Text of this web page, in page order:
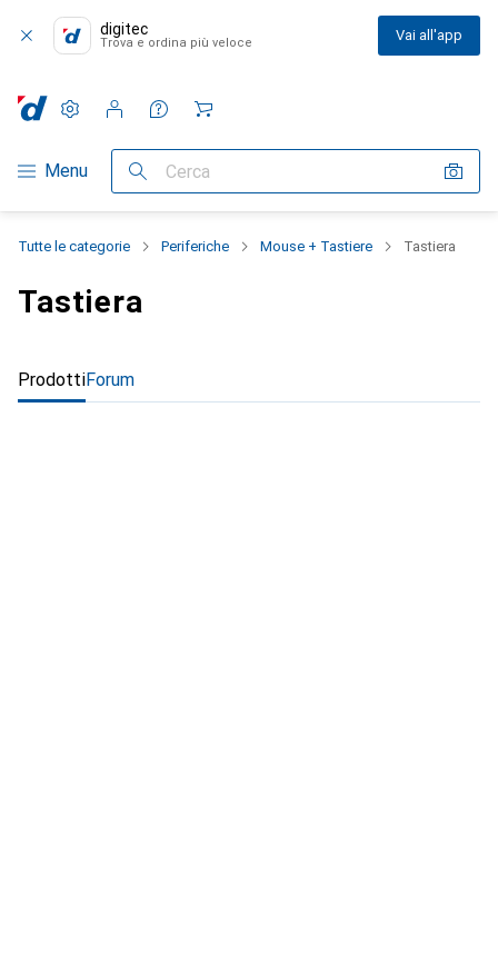
digitec
Trova e ordina più veloce Vai all'app
Categoria Navigazione
Menu Cerca
Impostazioni
Conto cliente
Liste di confronto
Liste dei desideri
Carrello
Tutte le categorie Periferiche Mouse + Tastiere Tastiera
Tastiera
ProdottiForum